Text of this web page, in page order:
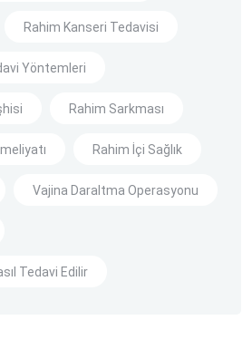
Rahim Kanseri Tedavisi
Yöntemleri
Rahim Sarkması
Rahim İçi Sağlık
Vajina Daraltma Operasyonu
Tedavi Edilir